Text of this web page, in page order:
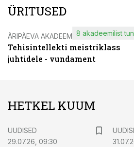
ÜRITUSED
ÄRIPÄEVA AKADEEMIA
Tehisintellekti meistriklass
juhtidele - vundament
8 akadeemilist
HETKEL KUUM
UUDISED
29.07.26, 09:30